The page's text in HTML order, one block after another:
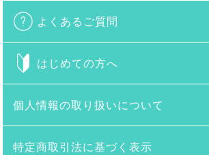
よくあるご質問
はじめての方へ
個人情報の取り扱いについて
特定商取引法に基づく表示